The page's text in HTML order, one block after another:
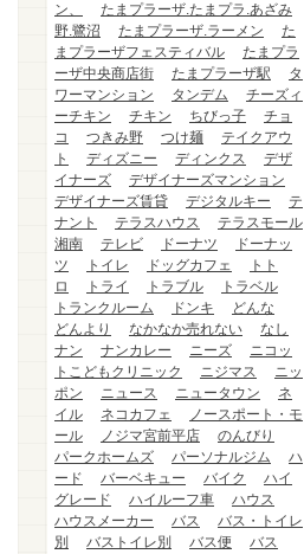
ン、
たまプラーザ.たまプラ.あざみ
野.鷺沼
たまプラーザ.ラーメン
た
まプラーザフェスティバル
たまプラ
ーザ中央商店街
たまプラーザ駅
タ
ワーマンション
タンデム
チーズィ
ーチキン
チキン ちびっ子
チョ
コ
つきみ野 つけ麺
テイクアウ
ト
ディズニー ディンクス
デザ
イナーズ
デザイナーズマンション
デザイナーズ賃貸
デジタルキー
テ
ナント
テラスハウス
テラスモール
湘南
テレビ ドーナツ
ドーナッ
ツ
トイレ ドッグカフェ
トト
ロ
トライ トラブル
トラベル
トランクルーム
ドンキ
どんな
どんより
なかなか売れない
なし
ナン
ナンカレー ニーズ
ニコッ
トこどもクリニック
ニジマス
ニッ
ポン
ニュース ニュータウン
ネ
イル
ネコカフェ
ノースポート・モ
ール
ノジマ宮前平店
のんびり
パークホームズ
パーソナルジム
ハ
ード
バーベキュー バイク
ハイ
グレード
ハイルーフ車
ハウス
ハウスメーカー
バス
バス・トイレ
別
バストイレ別 バス便
バス